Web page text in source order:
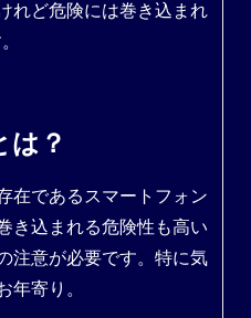
れど危険には巻き込まれ
は？
在であるスマートフォン
き込まれる危険性も高い
注意が必要です。特に気
年寄り。